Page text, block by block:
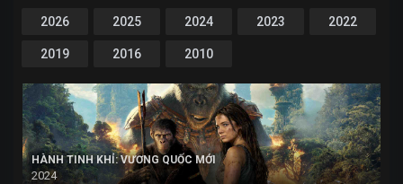
2026 2025 2024 2023 2022
2019 2016 2010
HÀNH TINH KHỈ: VƯƠNG QUỐC MỚI
2024